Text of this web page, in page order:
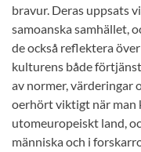
bravur. Deras uppsats
samoanska samhället,
de också reflektera
kulturens både
av normer, värderingar
oerhört viktigt när man
utomeuropeiskt land,
människa och i